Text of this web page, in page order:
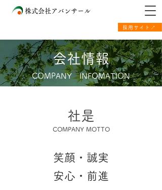
採用サイト↗
株式会社アバンサール
会社情報
COMPANY INFOMATION
​社是
​COMPANY MOTTO
​笑顔・誠実
安心・前進